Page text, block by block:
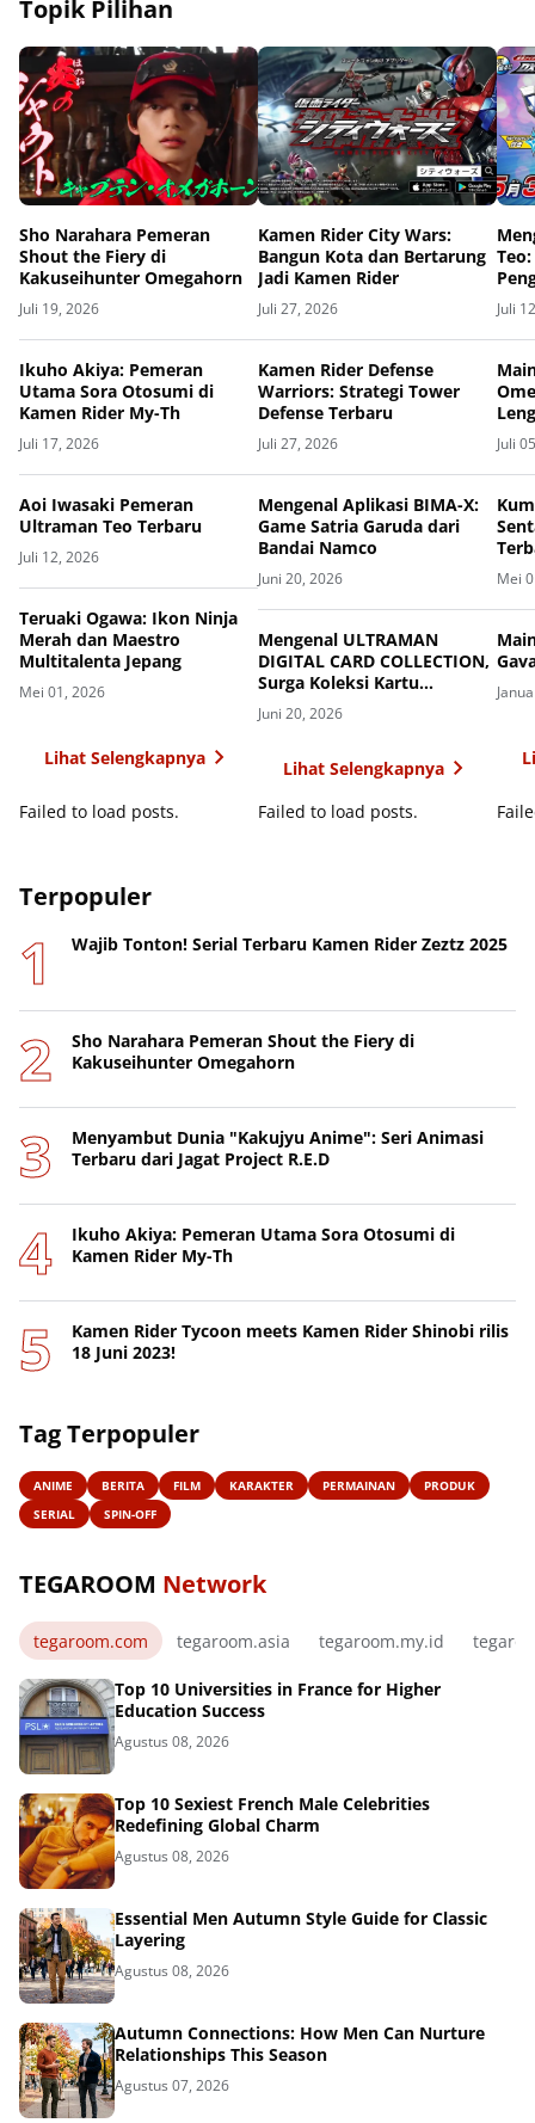
Topik Pilihan
Sho Narahara Pemeran
Shout the Fiery di
Kakuseihunter Omegahorn
Juli 19, 2026
Ikuho Akiya: Pemeran
Utama Sora Otosumi di
Kamen Rider My-Th
Juli 17, 2026
Aoi Iwasaki Pemeran
Ultraman Teo Terbaru
Juli 12, 2026
Teruaki Ogawa: Ikon Ninja
Merah dan Maestro
Multitalenta Jepang
Mei 01, 2026
Lihat Selengkapnya
Failed to load posts.
Kamen Rider City Wars:
Bangun Kota dan Bertarung
Jadi Kamen Rider
Juli 27, 2026
Kamen Rider Defense
Warriors: Strategi Tower
Defense Terbaru
Juli 27, 2026
Mengenal Aplikasi BIMA-X:
Game Satria Garuda dari
Bandai Namco
Juni 20, 2026
Mengenal ULTRAMAN
DIGITAL CARD COLLECTION,
Surga Koleksi Kartu
Pahlawan Cahaya
Juni 20, 2026
Lihat Selengkapnya
Failed to load posts.
Juli
Juli
Mei
Terpopuler
Wajib Tonton! Serial Terbaru Kamen Rider Zeztz 2025
Sho Narahara Pemeran Shout the Fiery di
Kakuseihunter Omegahorn
Menyambut Dunia "Kakujyu Anime": Seri Animasi
Terbaru dari Jagat Project R.E.D
Ikuho Akiya: Pemeran Utama Sora Otosumi di
Kamen Rider My-Th
Kamen Rider Tycoon meets Kamen Rider Shinobi rilis
18 Juni 2023!
Tag Terpopuler
ANIME BERITA FILM KARAKTER PERMAINAN
PRODUK
SERIAL
SPIN-OFF
TEGAROOM Network
tegaroom.com tegaroom.asia tegaroom.my.id
Top 10 Universities in France for Higher
Education Success
Agustus 08, 2026
Top 10 Sexiest French Male Celebrities
Redefining Global Charm
Agustus 08, 2026
Essential Men Autumn Style Guide for Classic
Layering
Agustus 08, 2026
Autumn Connections: How Men Can Nurture
Relationships This Season
Agustus 07, 2026